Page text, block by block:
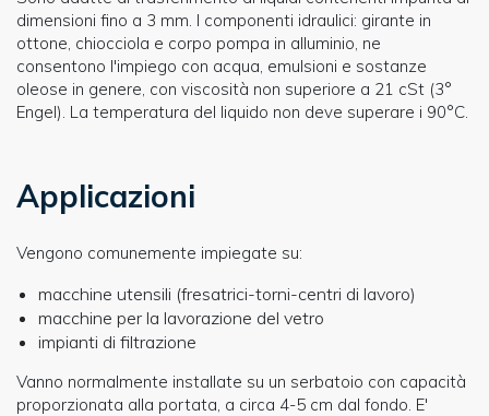
dimensioni fino a 3 mm. I componenti idraulici: girante in
ottone, chiocciola e corpo pompa in alluminio, ne
consentono l'impiego con acqua, emulsioni e sostanze
oleose in genere, con viscosità non superiore a 21 cSt (3°
Engel). La temperatura del liquido non deve superare i 90°C.
Applicazioni
Vengono comunemente impiegate su:
macchine utensili (fresatrici-torni-centri di lavoro)
macchine per la lavorazione del vetro
impianti di filtrazione
Vanno normalmente installate su un serbatoio con capacità
proporzionata alla portata, a circa 4-5 cm dal fondo. E'